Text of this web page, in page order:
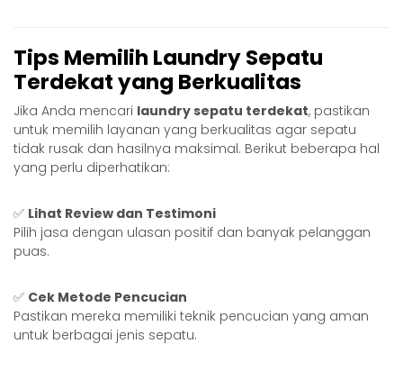
Tips Memilih Laundry Sepatu
Terdekat yang Berkualitas
Jika Anda mencari laundry sepatu terdekat, pastikan
untuk memilih layanan yang berkualitas agar sepatu
tidak rusak dan hasilnya maksimal. Berikut beberapa hal
yang perlu diperhatikan:
✅ Lihat Review dan Testimoni
Pilih jasa dengan ulasan positif dan banyak pelanggan
puas.
✅ Cek Metode Pencucian
Pastikan mereka memiliki teknik pencucian yang aman
untuk berbagai jenis sepatu.